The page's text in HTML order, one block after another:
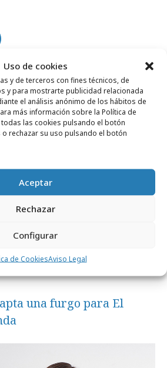
Uso de cookies
y de terceros con fines técnicos, de
y para mostrarte publicidad relacionada
el análisis anónimo de los hábitos de
más información sobre la Política de
las cookies pulsando el botón
rechazar su uso pulsando el botón
Aceptar
Rechazar
Configurar
de CookiesAviso Legal
una furgo para El